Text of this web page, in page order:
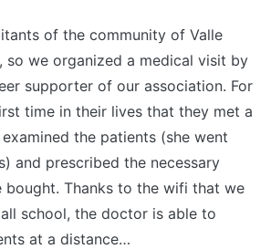
of the community of Valle
so we organized a medical visit by
supporter of our association. For
time in their lives that they met a
the patients (she went
and prescribed the necessary
bought. Thanks to the wifi that we
school, the doctor is able to
at a distance…